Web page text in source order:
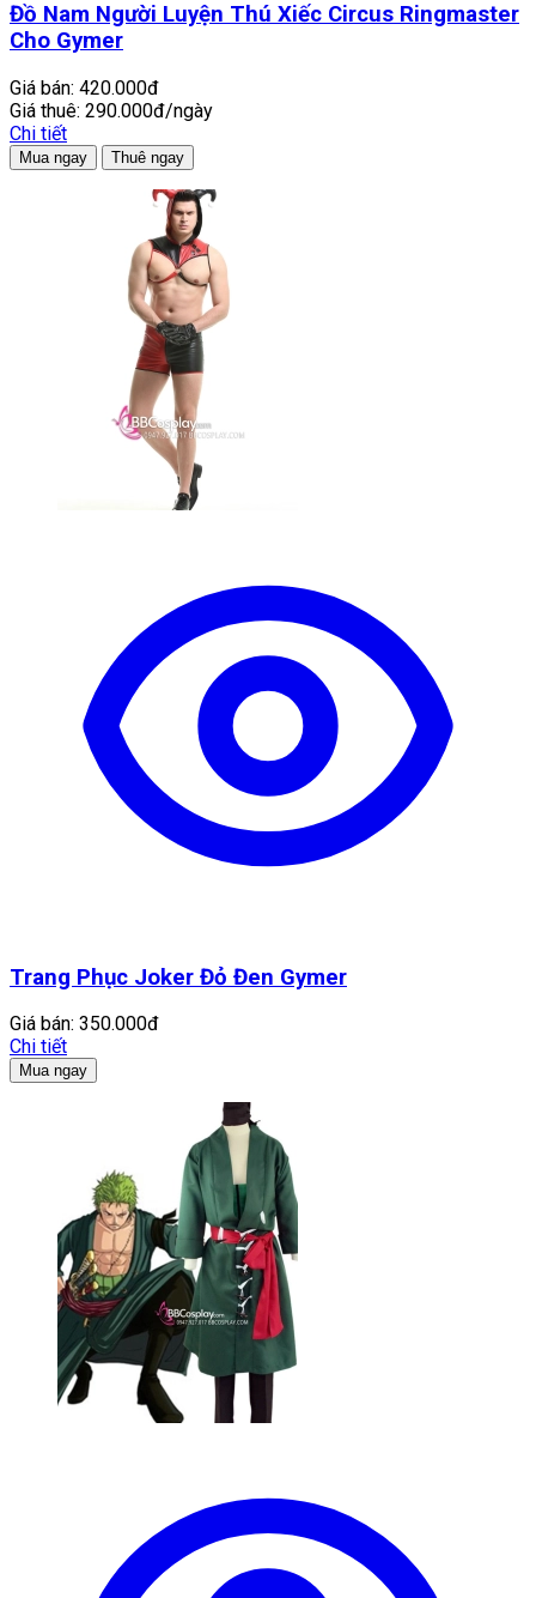
Đồ Nam Người Luyện Thú Xiếc Circus Ringmaster
Cho Gymer
Giá bán: 420.000đ
Giá thuê: 290.000đ/ngày
Chi tiết
Mua ngay Thuê ngay
Trang Phục Joker Đỏ Đen Gymer
Giá bán: 350.000đ
Chi tiết
Mua ngay